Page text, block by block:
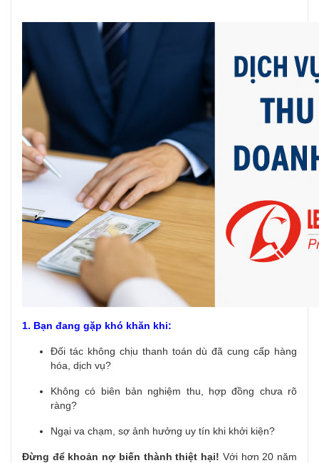
1. Bạn đang gặp khó khăn khi:
Đối tác không chịu thanh toán dù đã cung cấp hàng
hóa, dịch vụ?
Không có biên bản nghiệm thu, hợp đồng chưa rõ
ràng?
Ngại va chạm, sợ ảnh hưởng uy tín khi khởi kiện?
Đừng để khoản nợ biến thành thiệt hại! Với hơn 20 năm